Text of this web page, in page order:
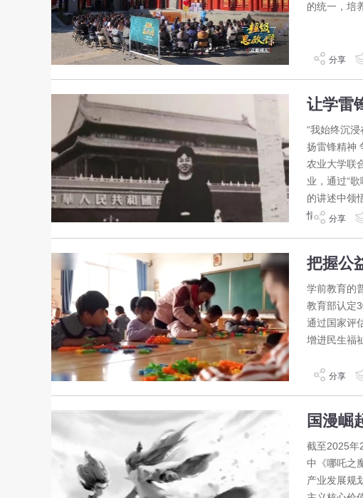
的统一，培
分享
让学雷
“我始终沉
扬雷锋精神
农业大学联
业，通过“
的讲述中领
情】 分享
把握公
学前教育的
教育部认定
通过国家评
增进民生福
分享
国漫崛
截至2025年
中《哪吒之
产业发展规